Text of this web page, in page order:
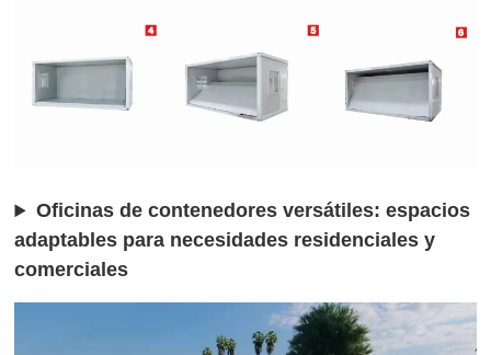
Oficinas de contenedores versátiles: espacios
adaptables para necesidades residenciales y
comerciales